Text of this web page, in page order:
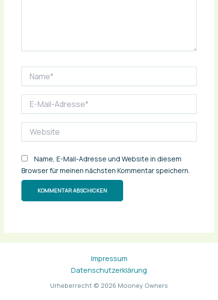
Mail-
Name, E-Mail-Adresse und Website in diesem
Browser für meinen nächsten Kommentar speichern.
Impressum
Datenschutzerklärung
Urheberrecht © 2026 Mooney Owners